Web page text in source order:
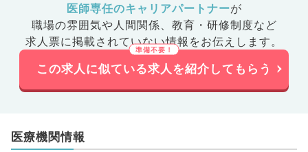
医師専任のキャリアパートナーが
職場の雰囲気や人間関係、 教育・研修制度など
求人票に掲載されていない情報をお伝えします。
この求人に似ている求人を紹介してもらう
医療機関情報